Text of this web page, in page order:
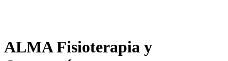
ALMA Fisioterapia y